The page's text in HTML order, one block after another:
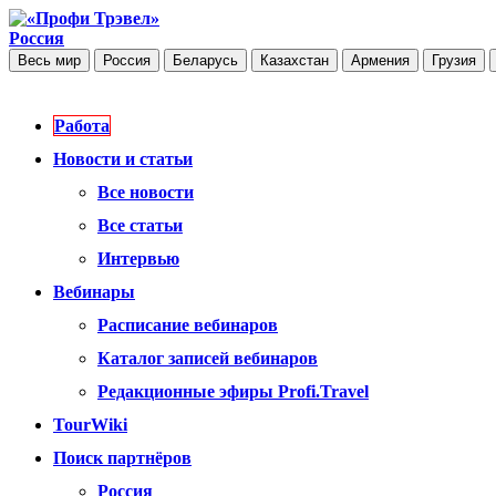
Россия
Весь мир Россия Беларусь Казахстан Армения Грузия
Работа
Новости и статьи
Все новости
Все статьи
Интервью
Вебинары
Расписание вебинаров
Каталог записей вебинаров
Редакционные эфиры Profi.Travel
TourWiki
Поиск партнёров
Россия